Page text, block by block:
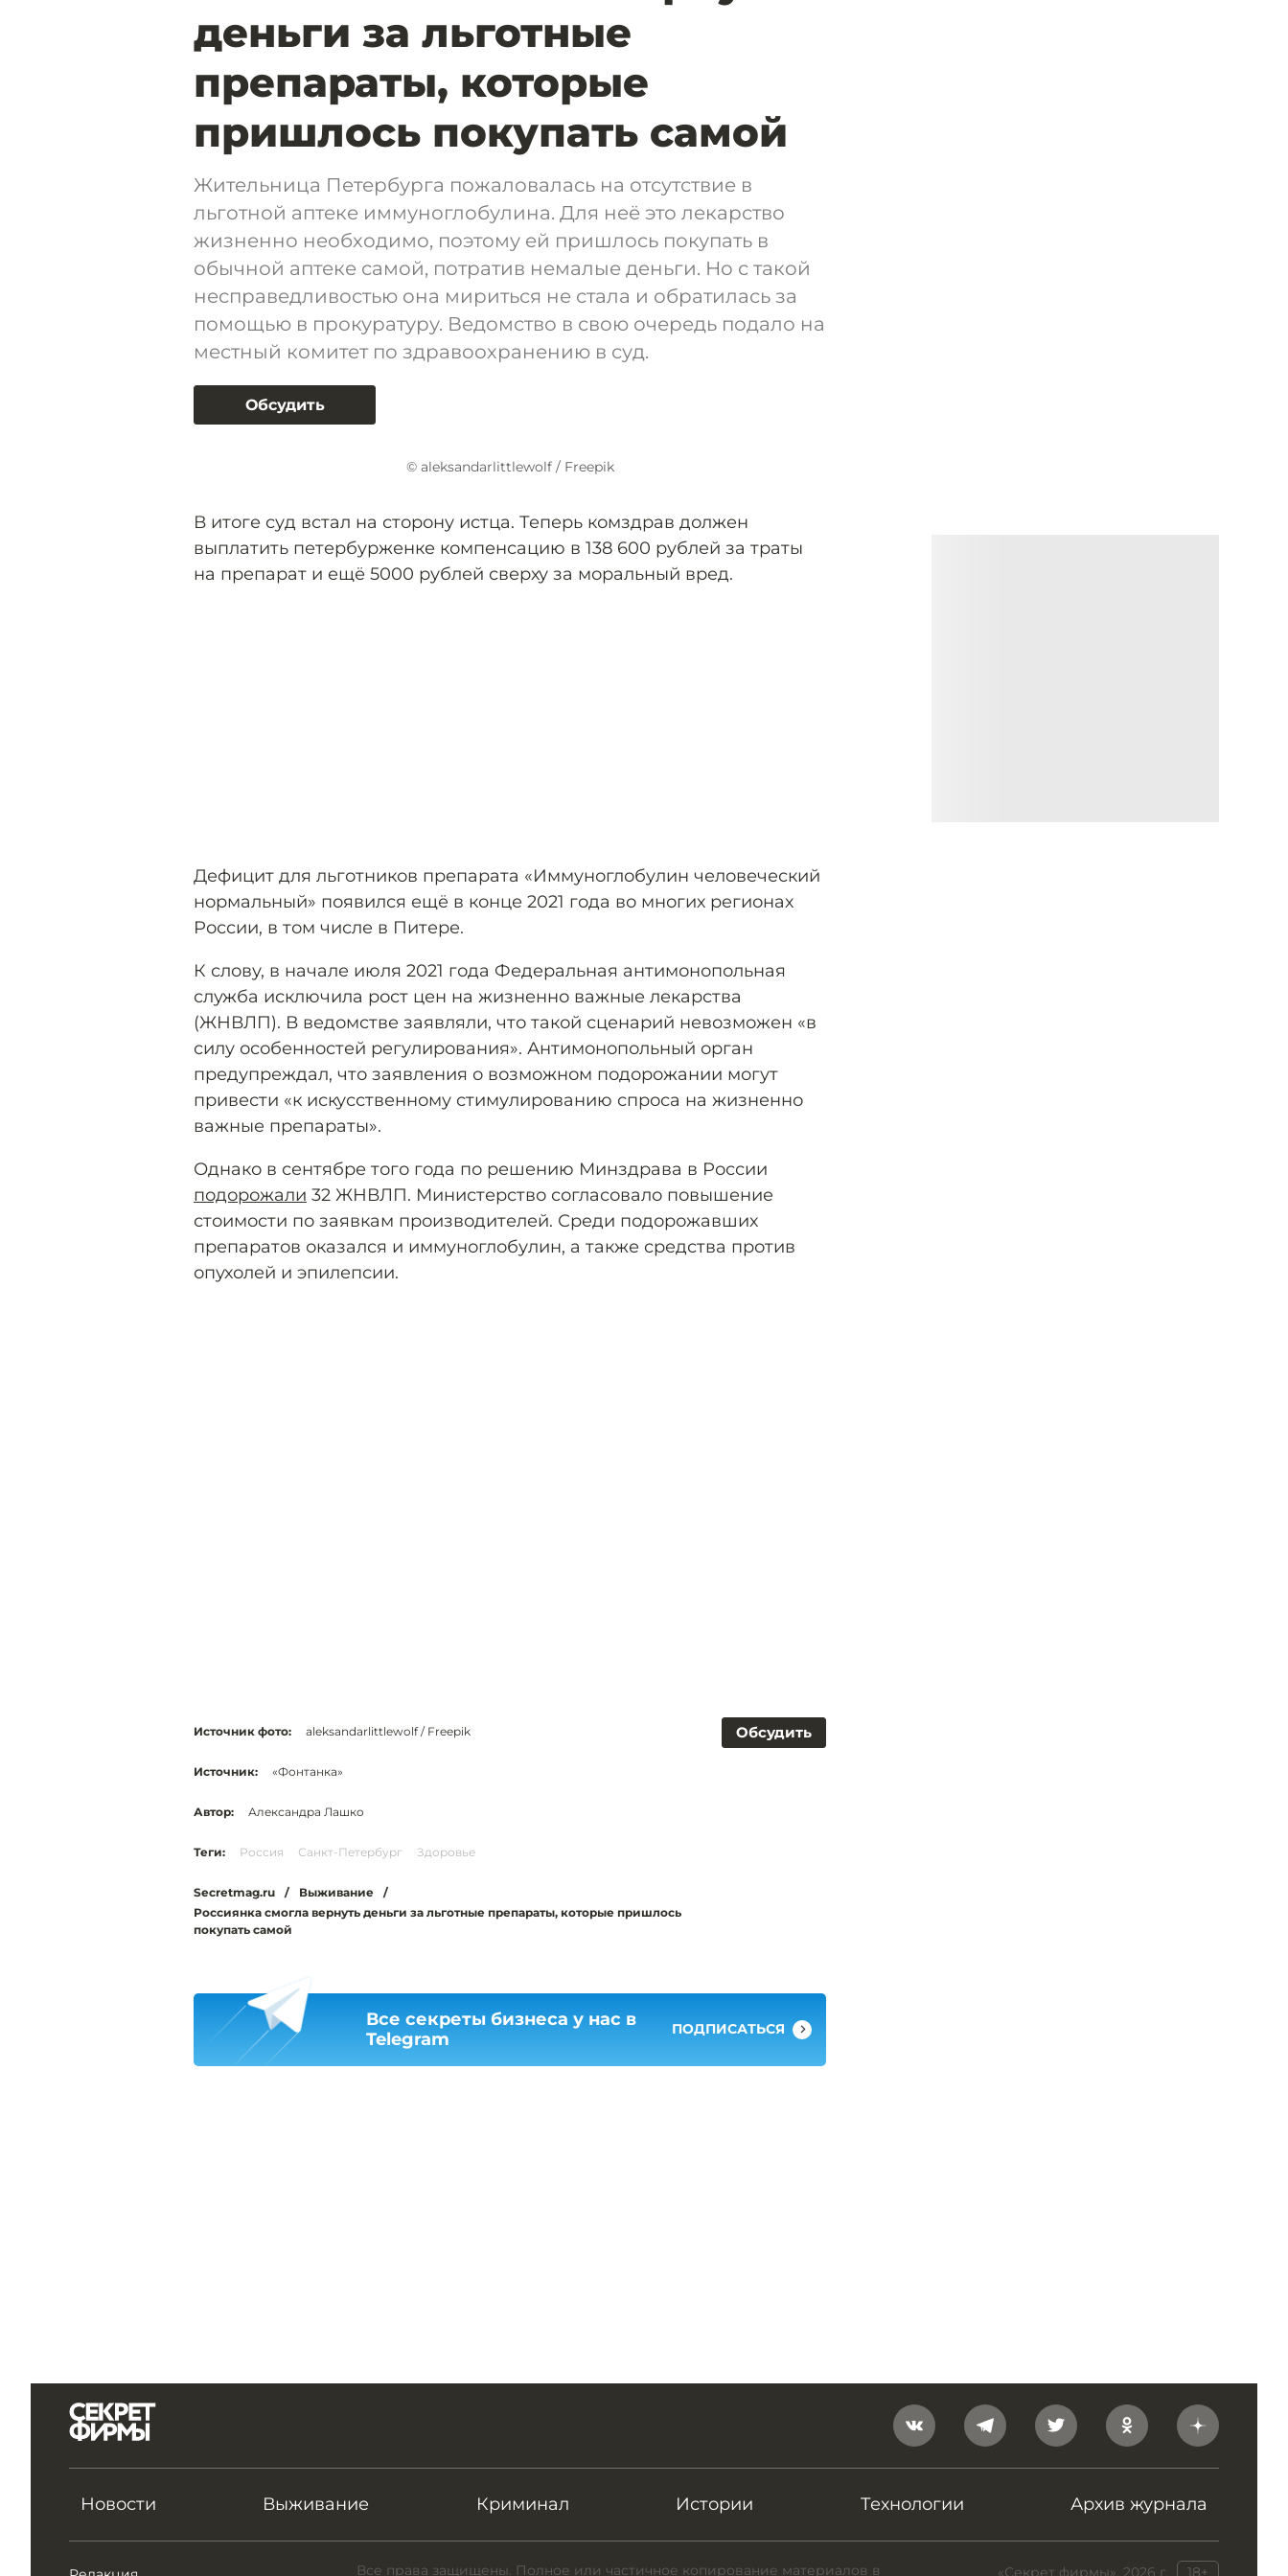
деньги за льготные
препараты, которые
пришлось покупать самой
Жительница Петербурга пожаловалась на отсутствие в
льготной аптеке иммуноглобулина. Для неё это лекарство
жизненно необходимо, поэтому ей пришлось покупать в
обычной аптеке самой, потратив немалые деньги. Но с такой
несправедливостью она мириться не стала и обратилась за
помощью в прокуратуру. Ведомство в свою очередь подало на
местный комитет по здравоохранению в суд.
Обсудить
© aleksandarlittlewolf / Freepik
В итоге суд встал на сторону истца. Теперь комздрав должен
выплатить петербурженке компенсацию в 138 600 рублей за траты
на препарат и ещё 5000 рублей сверху за моральный вред.
Дефицит для льготников препарата «Иммуноглобулин человеческий
нормальный» появился ещё в конце 2021 года во многих регионах
России, в том числе в Питере.
К слову, в начале июля 2021 года Федеральная антимонопольная
служба исключила рост цен на жизненно важные лекарства
(ЖНВЛП). В ведомстве заявляли, что такой сценарий невозможен «в
силу особенностей регулирования». Антимонопольный орган
предупреждал, что заявления о возможном подорожании могут
привести «к искусственному стимулированию спроса на жизненно
важные препараты».
Однако в сентябре того года по решению Минздрава в России
подорожали 32 ЖНВЛП. Министерство согласовало повышение
стоимости по заявкам производителей. Среди подорожавших
препаратов оказался и иммуноглобулин, а также средства против
опухолей и эпилепсии.
Обсудить
Источник фото: aleksandarlittlewolf / Freepik
Источник: «Фонтанка»
Автор: Александра Лашко
Теги: Россия Санкт-Петербург Здоровье
Secretmag.ru / Выживание
/
Россиянка смогла вернуть деньги за льготные препараты, которые пришлось
покупать самой
Все секреты бизнеса у нас в
Telegram
ПОДПИСАТЬСЯ
Новости Выживание Криминал Истории Технологии Архив журнала
«Секрет фирмы», 2026 г. 18+
Все права защищены. Полное или частичное копирование материалов в